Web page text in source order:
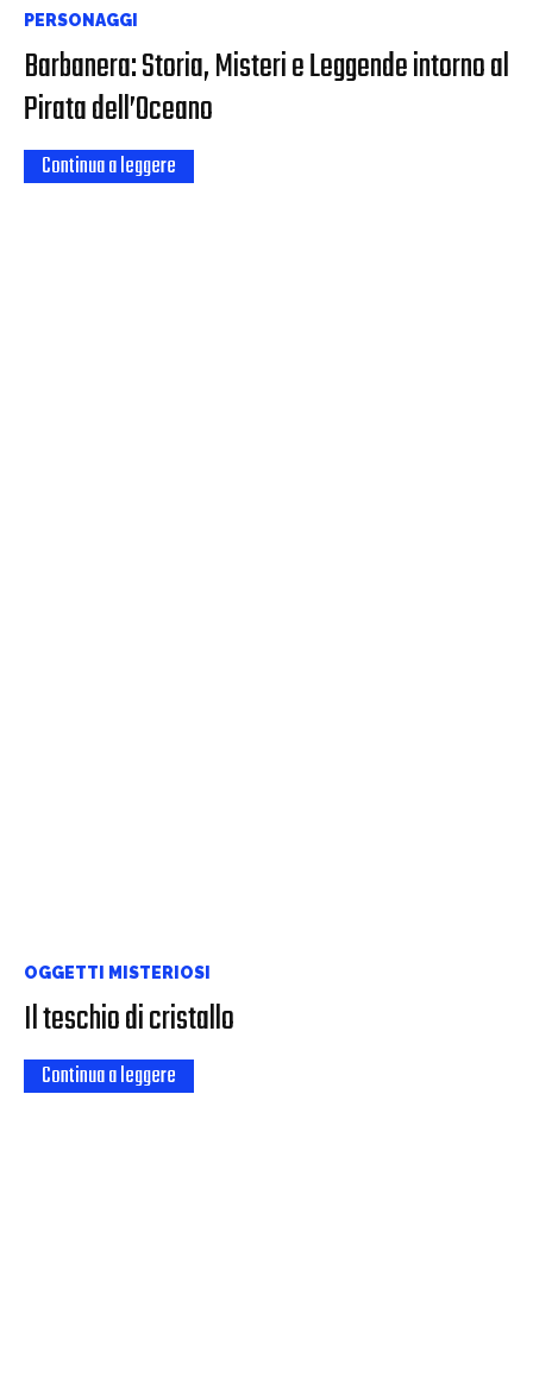
PERSONAGGI
Barbanera: Storia, Misteri e Leggende intorno al
Pirata dell’Oceano
Continua a leggere
OGGETTI MISTERIOSI
Il teschio di cristallo
Continua a leggere